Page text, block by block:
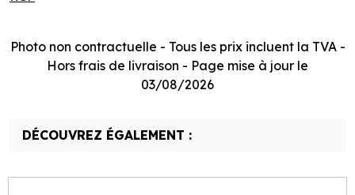
Photo non contractuelle - Tous les prix incluent la TVA -
Hors frais de livraison - Page mise à jour le
03/08/2026
DÉCOUVREZ ÉGALEMENT :